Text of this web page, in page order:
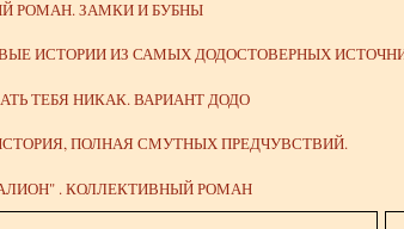
РОМАН. ЗАМКИ И БУБНЫ
ИСТОРИИ ИЗ САМЫХ ДОДОСТОВЕРНЫХ
ТЕБЯ НИКАК. ВАРИАНТ ДОДО
ПОЛНАЯ СМУТНЫХ ПРЕДЧУВСТВИЙ.
. КОЛЛЕКТИВНЫЙ РОМАН